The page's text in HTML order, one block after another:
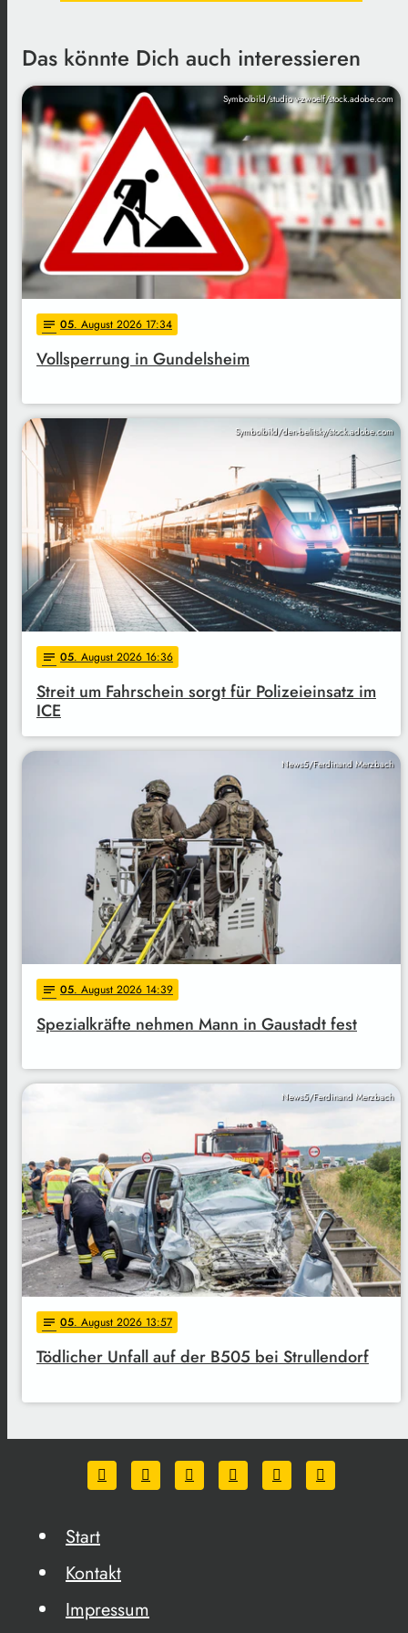
Das könnte Dich auch interessieren
Symbolbild/studio v-zwoelf/stock.adobe.com
notes 05. August 2026 17:34
Vollsperrung in Gundelsheim
Symbolbild/den-belitsky/stock.adobe.com
notes 05. August 2026 16:36
Streit um Fahrschein sorgt für Polizeieinsatz im
ICE
News5/Ferdinand Merzbach
notes 05. August 2026 14:39
Spezialkräfte nehmen Mann in Gaustadt fest
News5/Ferdinand Merzbach
notes 05. August 2026 13:57
Tödlicher Unfall auf der B505 bei Strullendorf
Start
Kontakt
Impressum